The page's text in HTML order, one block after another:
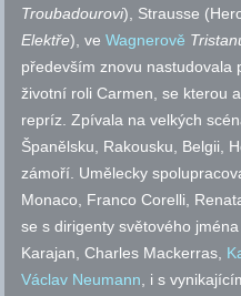
Troubadourovi), Strausse
Elektře), veWagnerově
především znovu nastudovala
životní roli Carmen, se kterou
repríz. Zpívala na velkých
Španělsku, Rakousku, Belgii,
zámoří. Umělecky
Monaco, Franco Corelli,
se s dirigenty světového
Karajan, Charles Mackerras,
Václav Neumann, i s